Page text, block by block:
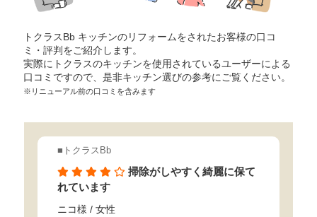
トクラスBb キッチンのリフォームをされたお客様の口コ
ミ・評判をご紹介します。
実際にトクラスのキッチンを使用されているユーザーによる
口コミですので、是非キッチン選びの参考にご覧ください。
※リニューアル前の口コミを含みます
■トクラスBb
掃除がしやすく綺麗に保て
れています
ニコ様 / 女性